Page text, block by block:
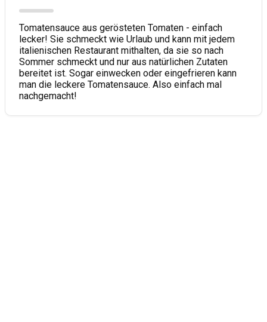
Tomatensauce aus gerösteten Tomaten - einfach
lecker! Sie schmeckt wie Urlaub und kann mit jedem
italienischen Restaurant mithalten, da sie so nach
Sommer schmeckt und nur aus natürlichen Zutaten
bereitet ist. Sogar einwecken oder eingefrieren kann
man die leckere Tomatensauce. Also einfach mal
nachgemacht!